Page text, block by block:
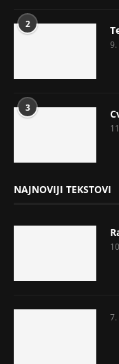
2
9.
3
NAJNOVIJI TEKSTOVI
7.